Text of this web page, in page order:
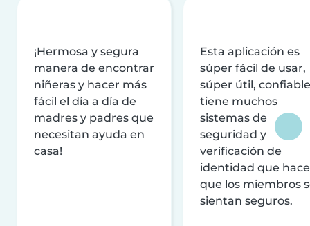
¡Hermosa y segura
manera de encontrar
niñeras y hacer más
fácil el día a día de
madres y padres que
necesitan ayuda en
casa!
Esta aplicación es
súper fácil de usar,
súper útil,
tiene muchos
sistemas de
seguridad y
verificación de
identidad que
que los miembros
sientan seguros.